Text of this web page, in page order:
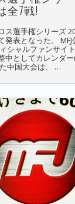
全7戦!
ス選手権シリーズ
発表となった。 MFJ
シャルファンサイ
中としてカレンダ
中国大会は、 …